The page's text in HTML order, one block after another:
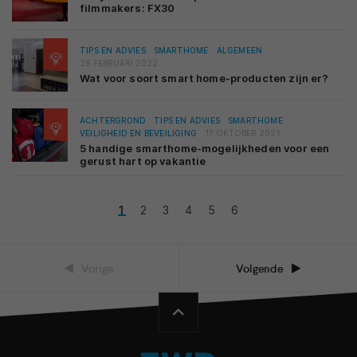
filmmakers: FX30
TIPS EN ADVIES SMARTHOME
ALGEMEEN
28 FEBRUARI 2022
Wat voor soort smart home-producten zijn er?
ACHTERGROND TIPS EN ADVIES
SMARTHOME
VEILIGHEID EN BEVEILIGING
17 OKTOBER 2021
5 handige smarthome-mogelijkheden voor een
gerust hart op vakantie
1 2 3 4 5 6
Volgende